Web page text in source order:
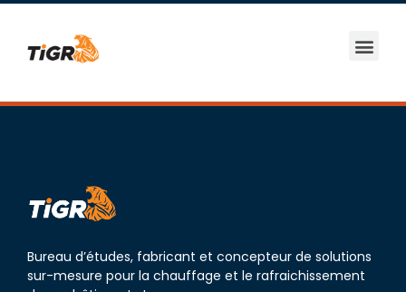
Bureau d’études, fabricant et concepteur de solutions
sur-mesure pour la chauffage et le rafraichissement